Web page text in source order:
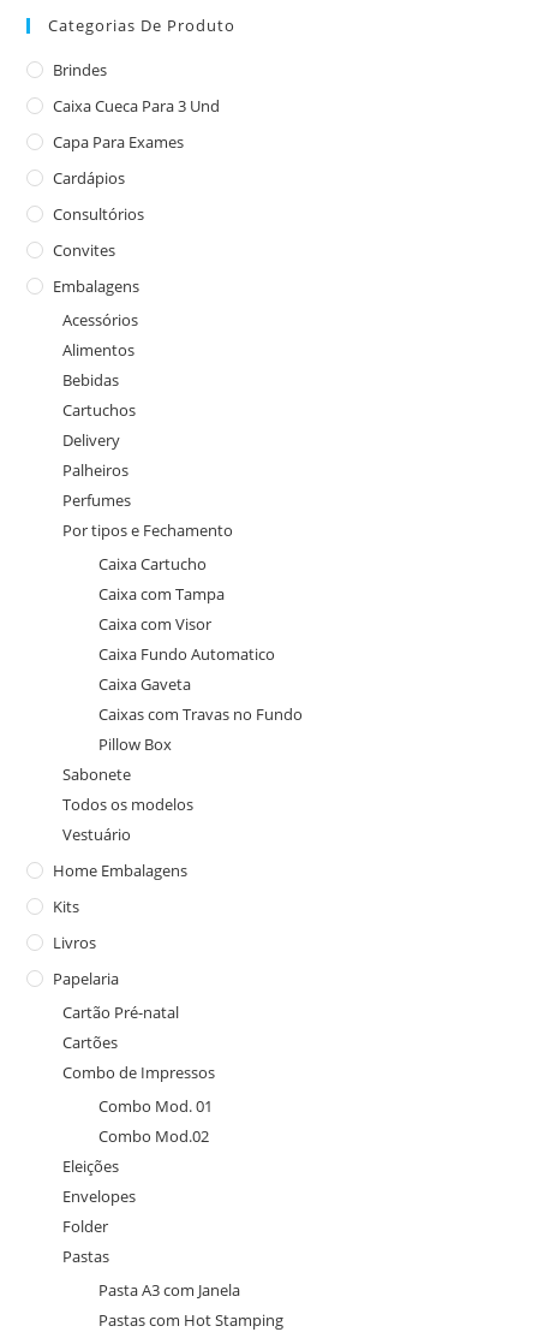
Categorias De Produto
Brindes
Caixa Cueca Para 3 Und
Capa Para Exames
Cardápios
Consultórios
Convites
Embalagens
Acessórios
Alimentos
Bebidas
Cartuchos
Delivery
Palheiros
Perfumes
Por tipos e Fechamento
Caixa Cartucho
Caixa com Tampa
Caixa com Visor
Caixa Fundo Automatico
Caixa Gaveta
Caixas com Travas no Fundo
Pillow Box
Sabonete
Todos os modelos
Vestuário
Home Embalagens
Kits
Livros
Papelaria
Cartão Pré-natal
Cartões
Combo de Impressos
Combo Mod. 01
Combo Mod.02
Eleições
Envelopes
Folder
Pastas
Pasta A3 com Janela
Pastas com Hot Stamping